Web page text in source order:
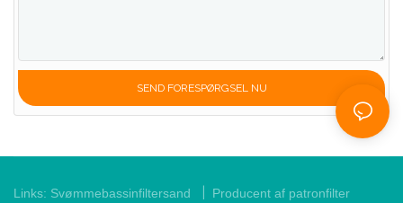
SEND FORESPØRGSEL NU
Links: Svømmebassinfiltersand Producent af patronfilter